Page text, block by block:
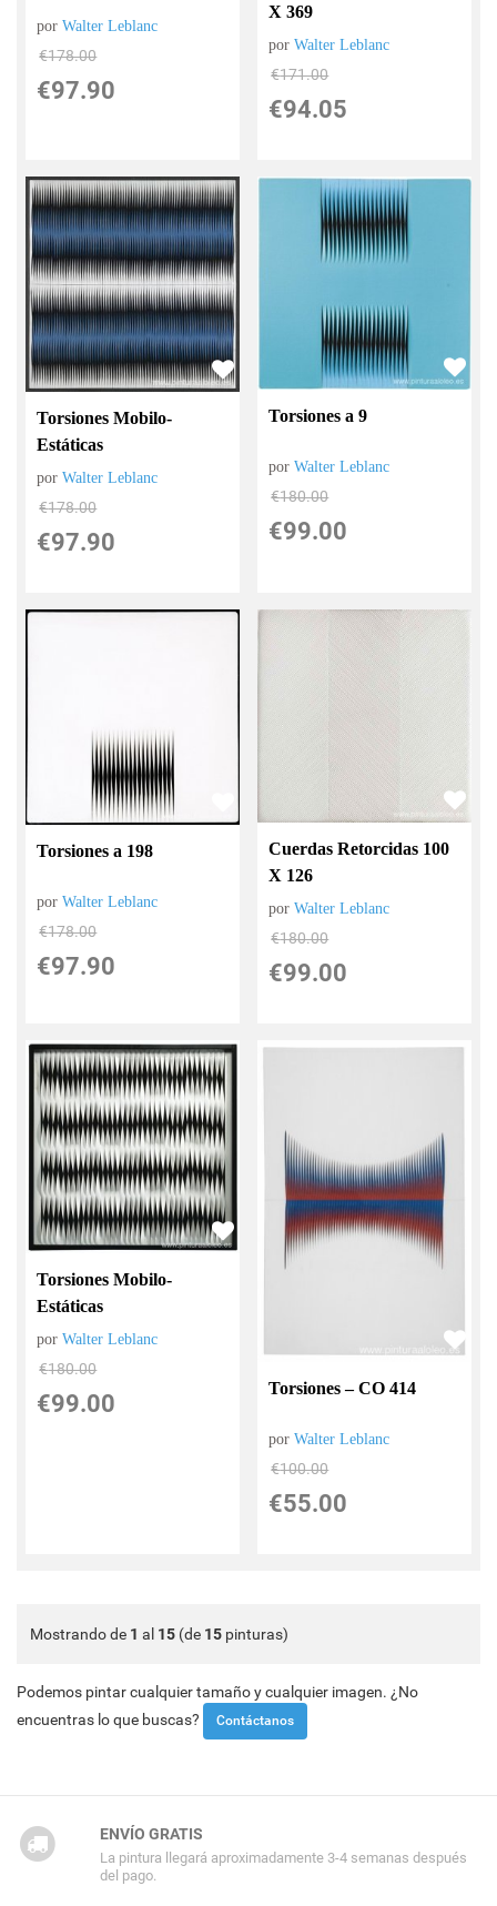
porWalter Leblanc
€178.00
€97.90
X 369
porWalter Leblanc
€171.00
€94.05
Torsiones Mobilo-
Estáticas
porWalter Leblanc
€178.00
€97.90
Torsiones a 9
porWalter Leblanc
€180.00
€99.00
Torsiones a 198
porWalter Leblanc
€178.00
€97.90
Cuerdas Retorcidas 100
X 126
porWalter Leblanc
€180.00
€99.00
Torsiones Mobilo-
Estáticas
porWalter Leblanc
€180.00
€99.00
Torsiones – CO 414
porWalter Leblanc
€100.00
€55.00
Mostrando de 1 al 15 (de 15 pinturas)
Podemos pintar cualquier tamaño y cualquier imagen. ¿No
encuentras lo que buscas?
Contáctanos
ENVÍO GRATIS
La pintura llegará aproximadamente 3-4 semanas después
del pago.